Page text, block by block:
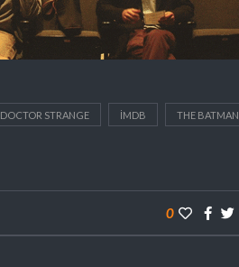
DOCTOR STRANGE IMDB THE BATMAN
0